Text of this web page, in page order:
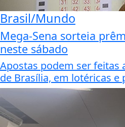
Brasil/Mundo
Mega-Sena sorteia
neste sábado
Apostas podem ser feitas
de Brasília, em lotéricas e